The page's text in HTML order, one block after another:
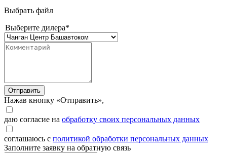
Выбрать файл
Выберите дилера*
Отправить
Нажав кнопку «Отправить»,
даю согласие на обработку своих персональных данных
соглашаюсь с политикой обработки персональных данных
Заполните заявку на обратную связь